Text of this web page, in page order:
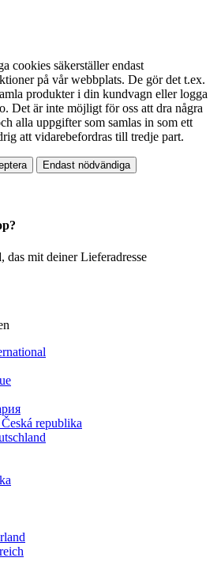
cookies säkerställer endast
på vår webbplats. De gör det t.ex.
produkter i din kundvagn eller logga
Det är inte möjligt för oss att dra några
alla uppgifter som samlas in som ett
att vidarebefordras till tredje part.
Endast nödvändiga
, das mit deiner Lieferadresse
Česká republika